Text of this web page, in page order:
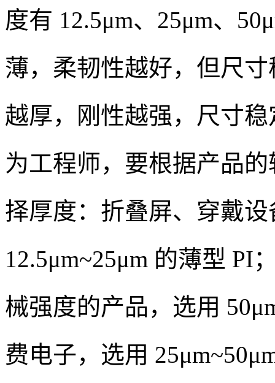
度有 12.5μm、25μm、
薄，柔韧性越好，但尺
越厚，刚性越强，尺寸
为工程师，要根据产品
择厚度：折叠屏、穿戴
12.5μm~25μm 的薄型 PI
械强度的产品，选用
费电子，选用